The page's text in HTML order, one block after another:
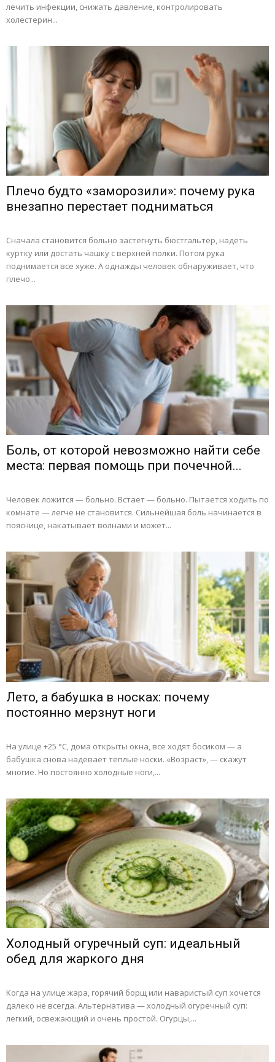
лечить инфекции, снижать давление, контролировать
холестерин...
Плечо будто «заморозили»: почему рука
внезапно перестает подниматься
Сначала становится больно застегнуть бюстгальтер, надеть
куртку или достать чашку с верхней полки. Потом рука
поднимается все хуже. А однажды человек обнаруживает, что
плечо...
Боль, от которой невозможно найти себе
места: первая помощь при почечной...
Человек ложится — больно. Встает — больно. Пытается ходить по
комнате — легче не становится. Сильнейшая боль начинается в
пояснице, накатывает волнами и может...
Лето, а бабушка в носках: почему
постоянно мерзнут ноги
На улице +25 °C, дома открыты окна, все ходят босиком — а
бабушка снова надевает теплые носки. «Возраст», — скажут
многие. Но постоянно холодные ноги,...
Холодный огуречный суп: идеальный
обед для жаркого дня
Когда на улице жара, горячий борщ или наваристый суп хочется
далеко не всегда. Альтернатива — холодный огуречный суп:
легкий, освежающий и очень простой. Огурцы,...